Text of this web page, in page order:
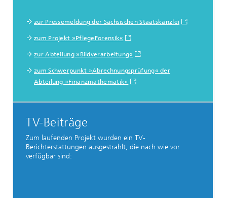
zur Pressemeldung der Sächsischen Staatskanzlei
zum Projekt »PflegeForensik«
zur Abteilung »Bildverarbeitung«
zum Schwerpunkt »Abrechnungsprüfung« der
Abteilung »Finanzmathematik«
TV-Beiträge
Zum laufenden Projekt wurden ein TV-
Berichterstattungen ausgestrahlt, die nach wie vor
verfügbar sind: